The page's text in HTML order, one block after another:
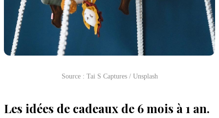
Source : Tai S Captures / Unsplash
Les idées de cadeaux de 6 mois à 1 an.